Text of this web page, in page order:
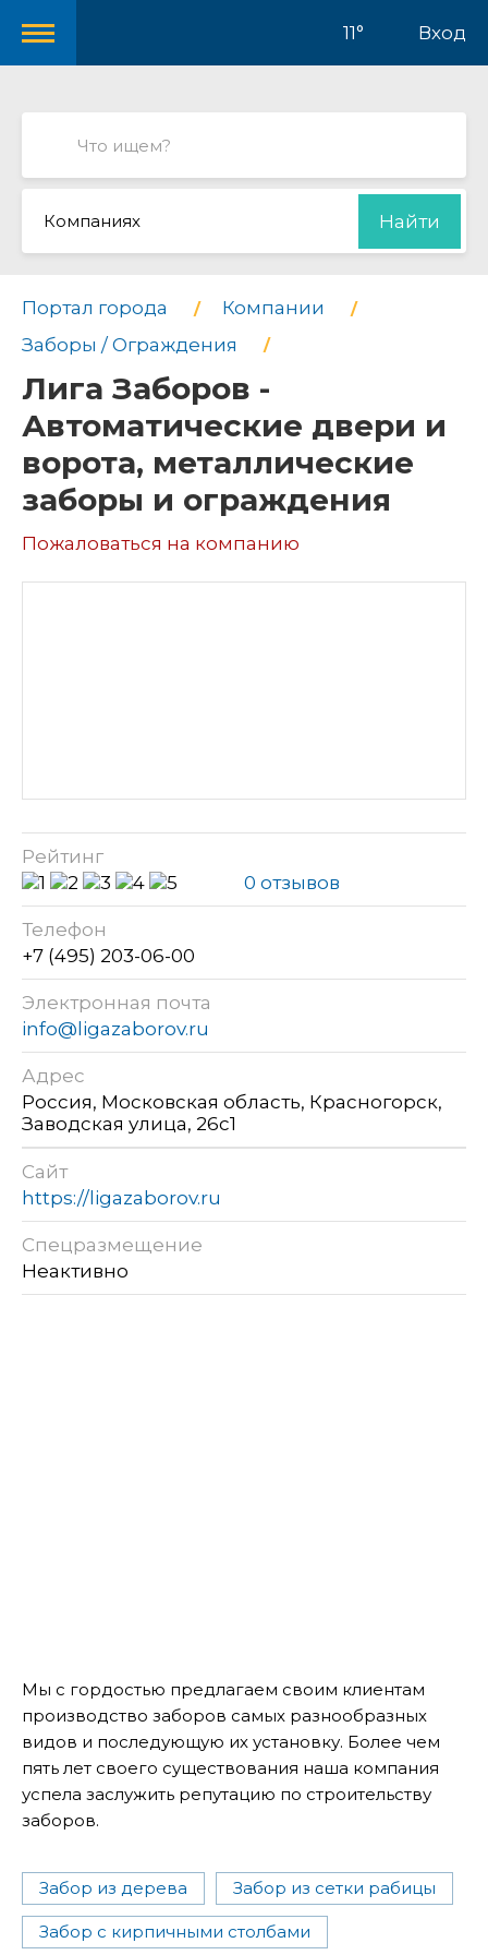
11° Вход
Компаниях Найти
Портал города
Компании
Заборы / Ограждения
Лига Заборов -
Автоматические двери и
ворота, металлические
заборы и ограждения
Пожаловаться на компанию
Рейтинг
0 отзывов
Телефон
+7 (495) 203-06-00
Электронная почта
info@ligazaborov.ru
Адрес
Россия, Московская область, Красногорск,
Заводская улица, 26с1
Сайт
https://ligazaborov.ru
Спецразмещение
Неактивно
Мы с гордостью предлагаем своим клиентам
производство заборов самых разнообразных
видов и последующую их установку. Более чем
пять лет своего существования наша компания
успела заслужить репутацию по строительству
заборов.
Забор из дерева Забор из сетки рабицы
Забор с кирпичными столбами